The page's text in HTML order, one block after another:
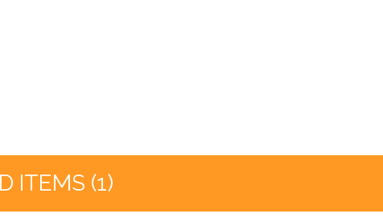
ITEMS (1)